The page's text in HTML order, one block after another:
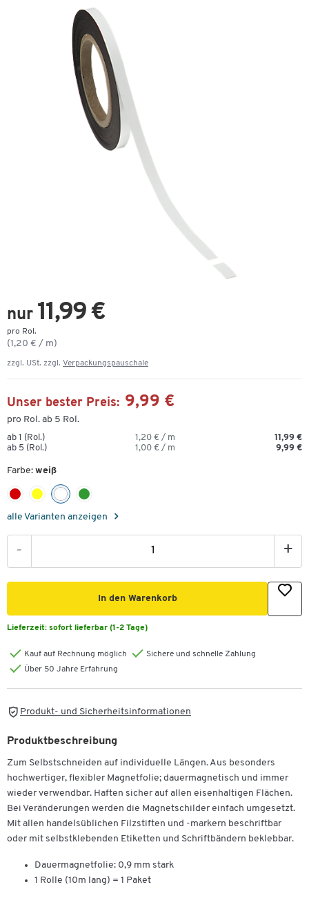
nur 11,99 €
pro Rol.
(1,20 € / m)
zzgl. USt. zzgl. Verpackungspauschale
Unser bester Preis: 9,99 €
pro Rol. ab 5 Rol.
ab 1 (Rol.) 1,20 € / m
11,99 €
ab 5 (Rol.)
1,00 € / m 9,99 €
Farbe: weiß
alle Varianten anzeigen
- +
In den Warenkorb
Lieferzeit: sofort lieferbar (1-2 Tage)
Kauf auf Rechnung möglich
Sichere und schnelle Zahlung
Über 50 Jahre Erfahrung
Produkt- und Sicherheitsinformationen
Produktbeschreibung
Zum Selbstschneiden auf individuelle Längen. Aus besonders
hochwertiger, flexibler Magnetfolie; dauermagnetisch und immer
wieder verwendbar. Haften sicher auf allen eisenhaltigen Flächen.
Bei Veränderungen werden die Magnetschilder einfach umgesetzt.
Mit allen handelsüblichen Filzstiften und -markern beschriftbar
oder mit selbstklebenden Etiketten und Schriftbändern beklebbar.
Dauermagnetfolie: 0,9 mm stark
1 Rolle (10m lang) = 1 Paket